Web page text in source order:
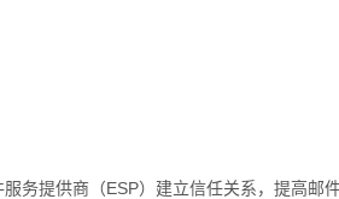
务提供商（ESP）建立信任关系，提高邮